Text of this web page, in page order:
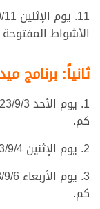
الأشواط المفتوحة
ثانياً: برنامج
كم.
2. يوم الإثنين 2023/9/4 مخصص لسن اللقايا من مسافة 4 كم.
كم.